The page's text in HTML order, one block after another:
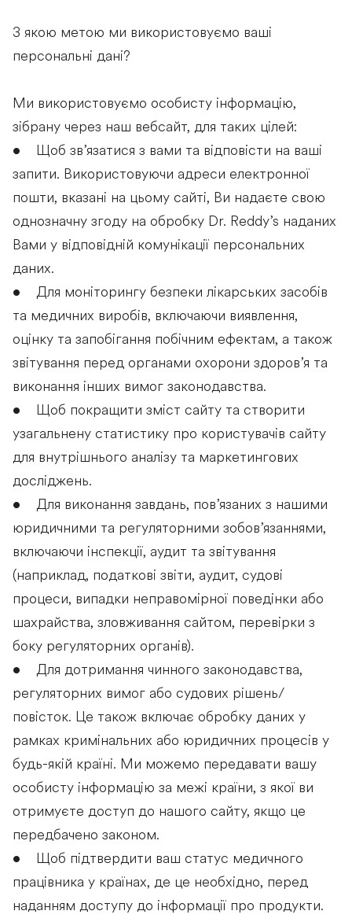
З якою метою ми використовуємо ваші
персональні дані?
Ми використовуємо особисту інформацію,
зібрану через наш вебсайт, для таких цілей:
• Щоб зв’язатися з вами та відповісти на ваші
запити. Використовуючи адреси електронної
пошти, вказані на цьому сайті, Ви надаєте свою
однозначну згоду на обробку Dr. Reddy’s наданих
Вами у відповідній комунікації персональних
даних.
• Для моніторингу безпеки лікарських засобів
та медичних виробів, включаючи виявлення,
оцінку та запобігання побічним ефектам, а також
звітування перед органами охорони здоров’я та
виконання інших вимог законодавства.
• Щоб покращити зміст сайту та створити
узагальнену статистику про користувачів сайту
для внутрішнього аналізу та маркетингових
досліджень.
• Для виконання завдань, пов’язаних з нашими
юридичними та регуляторними зобов’язаннями,
включаючи інспекції, аудит та звітування
(наприклад, податкові звіти, аудит, судові
процеси, випадки неправомірної поведінки або
шахрайства, зловживання сайтом, перевірки з
боку регуляторних органів).
• Для дотримання чинного законодавства,
регуляторних вимог або судових рішень/
повісток. Це також включає обробку даних у
рамках кримінальних або юридичних процесів у
будь-якій країні. Ми можемо передавати вашу
особисту інформацію за межі країни, з якої ви
отримуєте доступ до нашого сайту, якщо це
передбачено законом.
• Щоб підтвердити ваш статус медичного
працівника у країнах, де це необхідно, перед
наданням доступу до інформації про продукти.